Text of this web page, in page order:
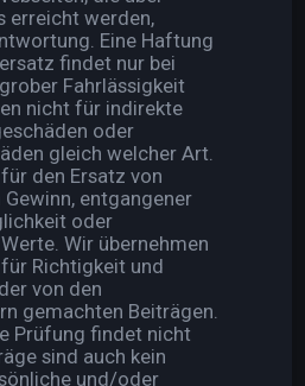
erreicht werden,
Eine Haftung
findet nur bei
Fahrlässigkeit
nicht für indirekte
oder
gleich welcher Art.
den Ersatz von
entgangener
oder
Wir übernehmen
Richtigkeit und
von den
gemachten Beiträgen.
Prüfung findet nicht
sind auch kein
und/oder